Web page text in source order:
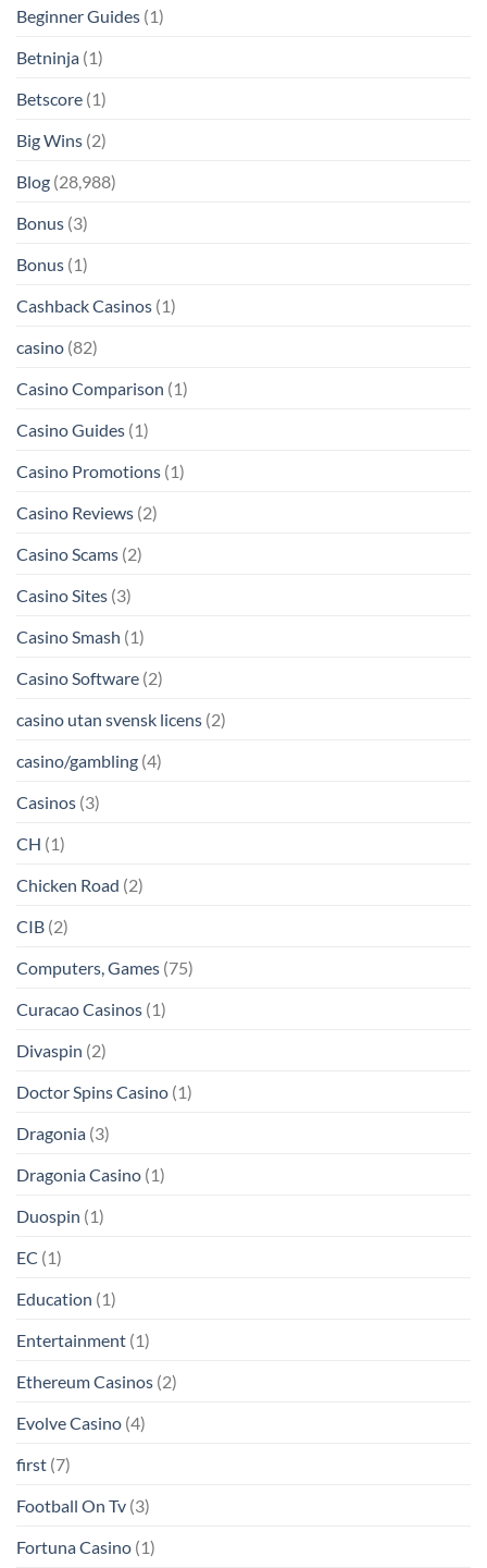
Beginner Guides (1)
Betninja (1)
Betscore (1)
Big Wins (2)
Blog (28,988)
Bonus (3)
Bonus (1)
Cashback Casinos (1)
casino (82)
Casino Comparison (1)
Casino Guides (1)
Casino Promotions (1)
Casino Reviews (2)
Casino Scams (2)
Casino Sites (3)
Casino Smash (1)
Casino Software (2)
casino utan svensk licens (2)
casino/gambling (4)
Casinos (3)
CH (1)
Chicken Road (2)
CIB (2)
Computers, Games (75)
Curacao Casinos (1)
Divaspin (2)
Doctor Spins Casino (1)
Dragonia (3)
Dragonia Casino (1)
Duospin (1)
EC (1)
Education (1)
Entertainment (1)
Ethereum Casinos (2)
Evolve Casino (4)
first (7)
Football On Tv (3)
Fortuna Casino (1)